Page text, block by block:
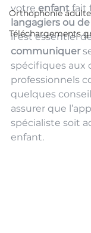
Orthophonie adulte
Téléchargements
votre enfant fait
langagiers ou
il est essentiel
communiquer
spécifiques aux
professionnels
quelques
assurer que
spécialiste soit
enfant.